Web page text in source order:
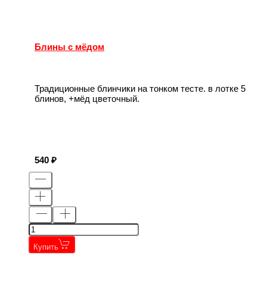
Блины с мёдом
Традиционные блинчики на тонком тесте. в лотке 5
блинов, +мёд цветочный.
540
Купить